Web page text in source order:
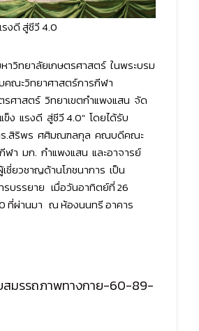
งดี สู่ชีวี 4.0
าวิทยาลัยเกษตรศาสตร์ ในพระบรม
คณะวิทยาศาสตร์การกีฬา
รศาสตร์ วิทยาเขตกำแพงแสน จัด
ข็ง แรงดี สู่ชีวี 4.0" โดยได้รับ
ร.สิริพร ศศิมณฑลกุล คณบดีคณะ
ฬา มก. กำแพงแสน และอาจารย์
ชี่ยวชาญด้านโภชนาการ เป็น
รบรรยาย เมื่อวันอาทิตย์ที่ 26
ที่ผ่านมา ณ ห้องนนทรี อาคาร
มรรถภาพทางกาย-60-89-